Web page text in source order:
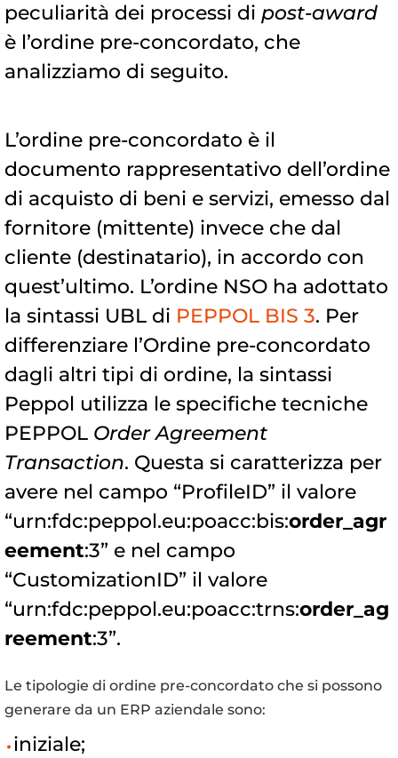
peculiarità dei processi di post-award
è l’ordine pre-concordato, che
analizziamo di seguito.
L’ordine pre-concordato è il
documento rappresentativo dell’ordine
di acquisto di beni e servizi, emesso dal
fornitore (mittente) invece che dal
cliente (destinatario), in accordo con
quest’ultimo. L’ordine NSO ha adottato
la sintassi UBL di PEPPOL BIS 3. Per
differenziare l’Ordine pre-concordato
dagli altri tipi di ordine, la sintassi
Peppol utilizza le specifiche tecniche
PEPPOL Order Agreement
Transaction. Questa si caratterizza per
avere nel campo “ProfileID” il valore
“urn:fdc:peppol.eu:poacc:bis:order_agr
eement:3” e nel campo
“CustomizationID” il valore
“urn:fdc:peppol.eu:poacc:trns:order_ag
reement:3”.
Le tipologie di ordine pre-concordato che si possono
generare da un ERP aziendale sono:
iniziale;